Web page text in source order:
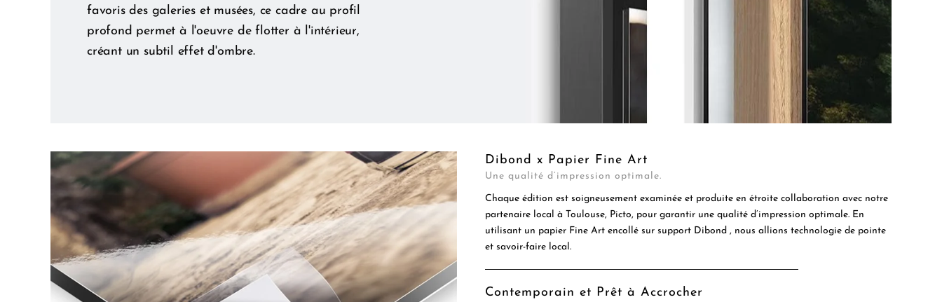
favoris des galeries et musées, ce cadre au profil
profond permet à l'oeuvre de flotter à l'intérieur,
créant un subtil effet d'ombre.
Dibond x Papier Fine Art
Une qualité d’impression optimale.
Chaque édition est soigneusement examinée et produite en étroite collaboration avec notre
partenaire local à Toulouse, Picto, pour garantir une qualité d’impression optimale. En
utilisant un papier Fine Art encollé sur support Dibond , nous allions technologie de pointe
et savoir-faire local.
Contemporain et Prêt à Accrocher